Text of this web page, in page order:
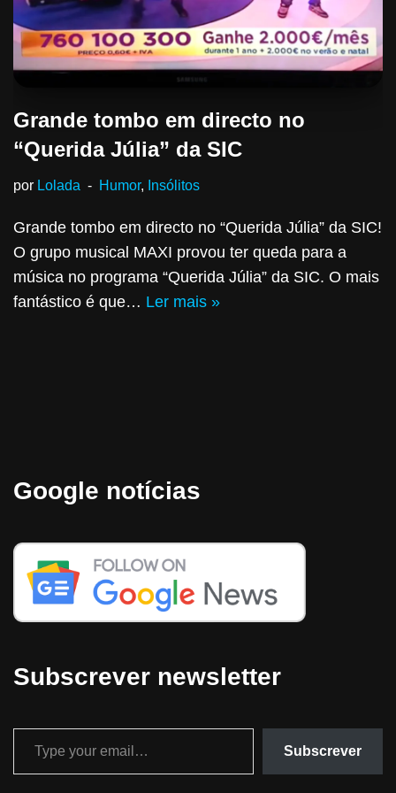
Grande tombo em directo no
“Querida Júlia” da SIC
por Lolada Humor, Insólitos
Grande tombo em directo no “Querida Júlia” da SIC!
O grupo musical MAXI provou ter queda para a
música no programa “Querida Júlia” da SIC. O mais
fantástico é que… Ler mais »
Google notícias
Subscrever newsletter
Subscrever